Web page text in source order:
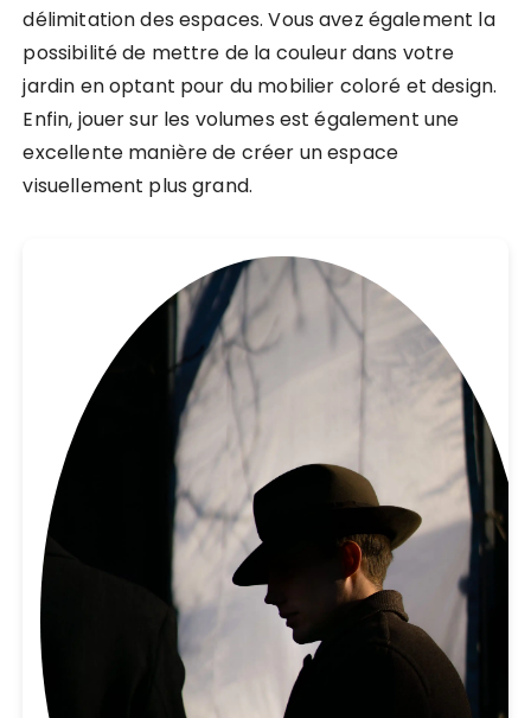
délimitation des espaces. Vous avez également la
possibilité de mettre de la couleur dans votre
jardin en optant pour du mobilier coloré et design.
Enfin, jouer sur les volumes est également une
excellente manière de créer un espace
visuellement plus grand.